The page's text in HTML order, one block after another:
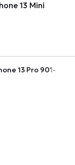
13 Mini